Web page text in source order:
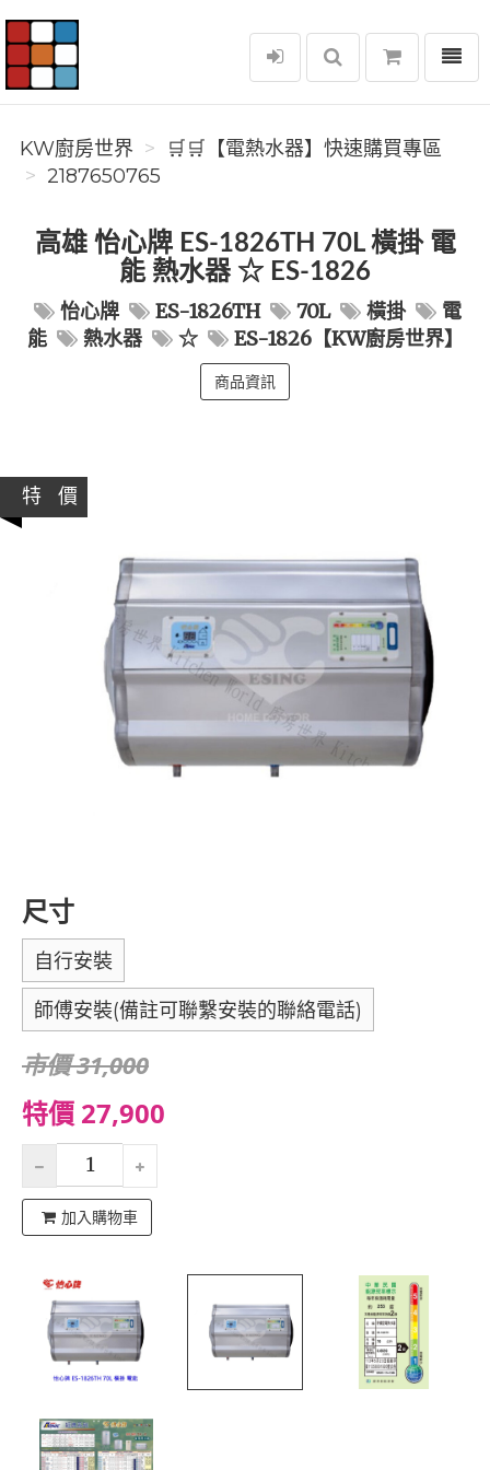
KW廚房世界
選單
KW廚房世界
🛒🛒【電熱水器】快速購買專區
2187650765
高雄 怡心牌 ES-1826TH 70L 橫掛 電
能 熱水器 ☆ ES-1826
怡心牌 ES-1826TH 70L 橫掛
電
能
熱水器 ☆ ES-1826【KW廚房世界】
商品資訊
特 價
尺寸
自行安裝
師傅安裝(備註可聯繫安裝的聯絡電話)
市價 31,000
特價 27,900
加入購物車